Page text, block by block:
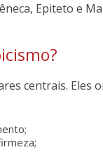
Epiteto e
centrais. Eles